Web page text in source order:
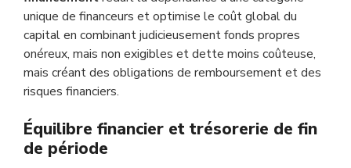
unique de financeurs et optimise le coût global du
capital en combinant judicieusement fonds propres
onéreux, mais non exigibles et dette moins coûteuse,
mais créant des obligations de remboursement et des
risques financiers.
Équilibre financier et trésorerie de fin
de période